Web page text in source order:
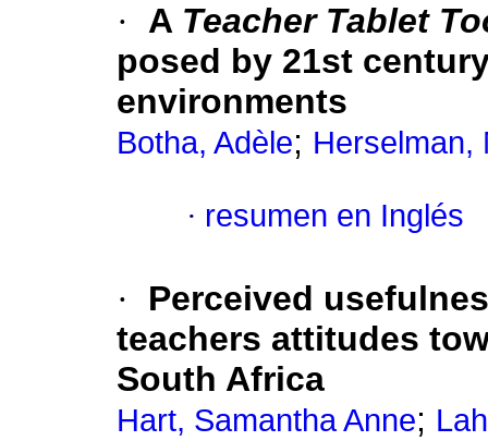
· A Teacher Tablet
posed by 21st
environments
Botha, Adèle; Herselman,
· resumen en Inglés
·
Perceived
teachers attitudes
South Africa
Hart, Samantha Anne;